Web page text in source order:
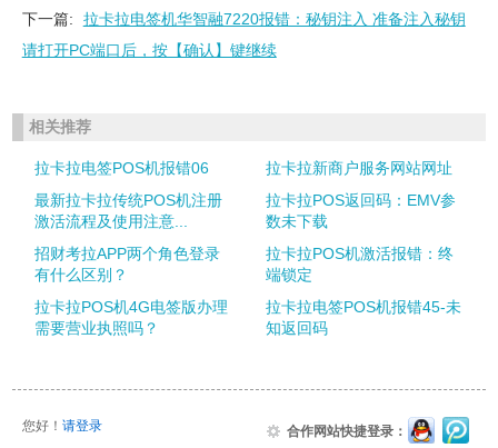
下一篇:
拉卡拉电签机华智融7220报错：秘钥注入 准备注入秘钥
请打开PC端口后，按【确认】键继续
相关推荐
拉卡拉电签POS机报错06
拉卡拉新商户服务网站网址
最新拉卡拉传统POS机注册
激活流程及使用注意...
拉卡拉POS返回码：EMV参
数未下载
招财考拉APP两个角色登录
有什么区别？
拉卡拉POS机激活报错：终
端锁定
拉卡拉POS机4G电签版办理
需要营业执照吗？
拉卡拉电签POS机报错45-未
知返回码
您好！ 请登录 合作网站快捷登录：